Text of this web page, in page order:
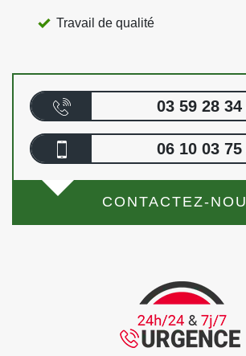
Travail de qualité
03 59 28 34
06 10 03 75
CONTACTEZ-